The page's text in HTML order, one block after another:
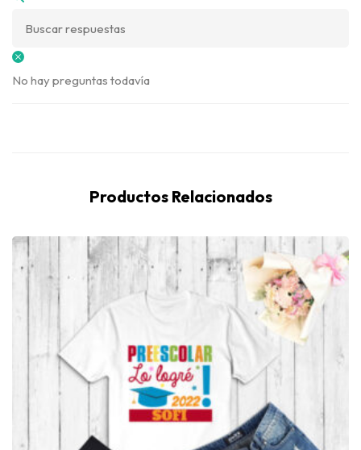
No hay preguntas todavía
Productos Relacionados